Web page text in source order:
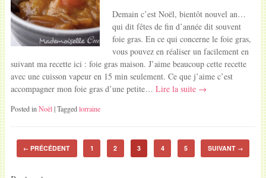
Demain c’est Noël, bientôt nouvel an…
qui dit fêtes de fin d’année dit souvent
foie gras. En ce qui concerne le foie gras,
vous pouvez en réaliser un facilement en
suivant ma recette ici : foie gras maison. J’aime beaucoup cette recette
avec une cuisson vapeur en 15 min seulement. Ce que j’aime c’est
accompagner mon foie gras d’une petite… Lire la suite →
Posted inNoël | Taggedlorraine
← PRÉCÉDENT 1 2 3 4 5 SUIVANT →